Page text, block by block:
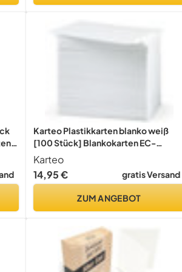
Karteo Plastikkarten blanko weiß
[100 Stück] Blankokarten EC-
Kartenformat für Ausweise
Dienstausweise EC- und Bankkarten
Gesundheitskarten
Karteo
14,95 €
gratis Versand
ZUM ANGEBOT